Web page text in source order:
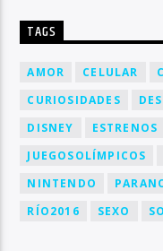
TAGS
AMOR CELULAR
CURIOSIDADES
DISNEY
ESTRENOS
JUEGOSOLÍMPICOS
NINTENDO
RÍO2016
SEXO